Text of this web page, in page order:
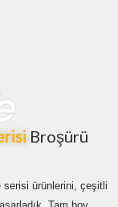
Broşürü
serisi ürünlerini, çeşitli